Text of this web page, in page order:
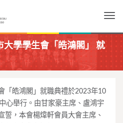
大學學生會「皓鴻閣」 就
「皓鴻閣」就職典禮於2023年10
心舉行。由甘家豪主席、盧鴻宇
誓，本會楊煒軒會員大會主席、